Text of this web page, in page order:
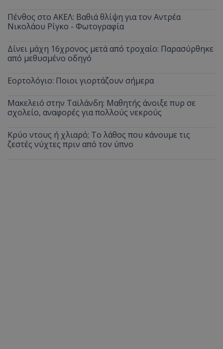
Πένθος στο ΑΚΕΛ: Βαθιά θλίψη για τον Αντρέα
Νικολάου Ρίγκο - Φωτογραφία
Δίνει μάχη 16χρονος μετά από τροχαίο: Παρασύρθηκε
από μεθυσμένο οδηγό
Εορτολόγιο: Ποιοι γιορτάζουν σήμερα
Μακελειό στην Ταϊλάνδη: Μαθητής άνοιξε πυρ σε
σχολείο, αναφορές για πολλούς νεκρούς
Κρύο ντους ή χλιαρό; Το λάθος που κάνουμε τις
ζεστές νύχτες πριν από τον ύπνο